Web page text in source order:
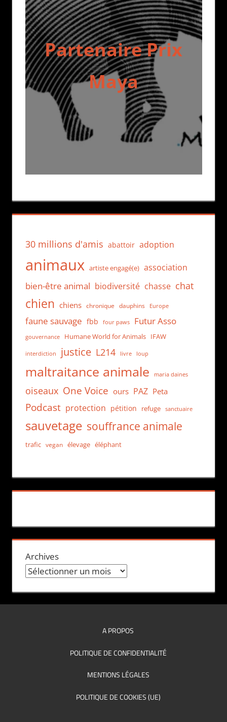
Partenaire Prix
Maya
30 millions d'amis abattoir adoption
animaux artiste engagé(e) association
bien-être animal biodiversité chasse chat
chien chiens chronique dauphins Europe
faune sauvage fbb four paws Futur Asso
gouvernance Humane World for Animals IFAW
interdiction justice L214 livre loup
maltraitance animale maria daines
oiseaux One Voice ours PAZ Peta
Podcast protection pétition refuge sanctuaire
sauvetage souffrance animale
trafic vegan élevage éléphant
Archives
A PROPOS
POLITIQUE DE CONFIDENTIALITÉ
MENTIONS LÉGALES
POLITIQUE DE COOKIES (UE)